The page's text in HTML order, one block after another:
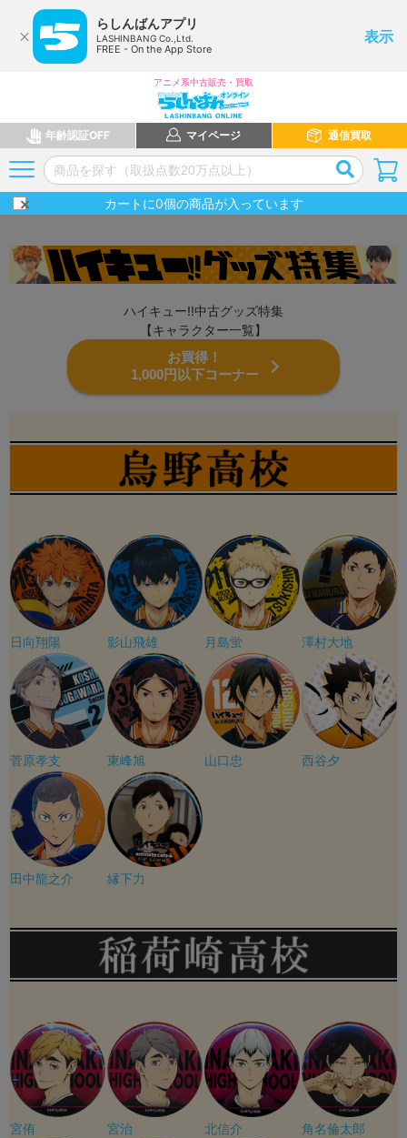
らしんばんアプリ
LASHINBANG Co.,Ltd.
FREE - On the App Store
表示
アニメ系中古販売・買取
年齢認証OFF マイページ 通信買取
カートに0個の商品が入っています
ハイキュー!!中古グッズ特集
【キャラクター一覧】
お買得！
1,000円以下コーナー
日向翔陽 影山飛雄 月島蛍 澤村大地
菅原孝支 東峰旭 山口忠 西谷夕
田中龍之介 縁下力
宮侑 宮治 北信介 角名倫太郎